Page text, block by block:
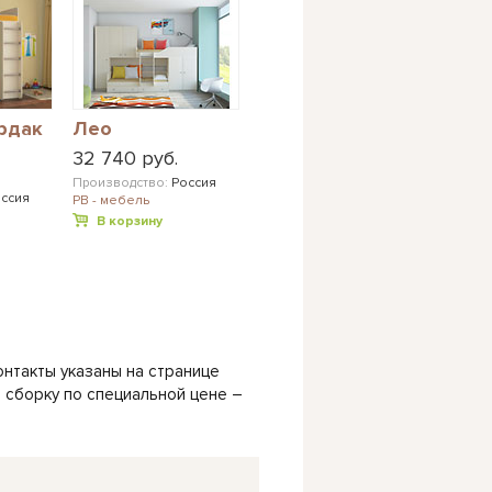
Лео
32 740 руб.
Производство: Россия
РВ - мебель
В корзину
указаны на странице
по специальной цене –